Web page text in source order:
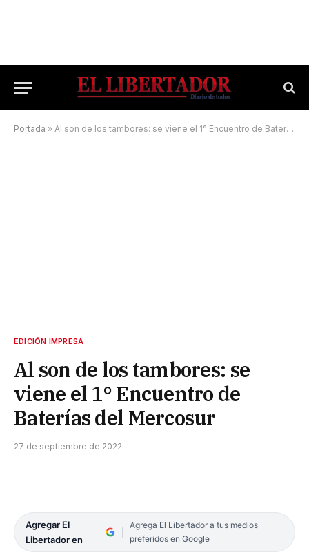
Portada » Al son de los tambores: se viene el 1° Encuentro de Baterías del Mercosur
EDICIÓN IMPRESA
Al son de los tambores: se
viene el 1° Encuentro de
Baterías del Mercosur
27 de septiembre de 2022
Agregar El
Libertador en
Agrega El Libertador a tus medios
preferidos en Google